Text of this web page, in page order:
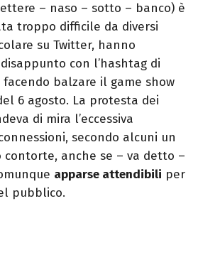
– naso – sotto – banco) è
troppo difficile da diversi
su Twitter, hanno
con l’hashtag di
facendo balzare il game show
6 agosto. La protesta dei
di mira l’eccessiva
secondo alcuni un
contorte, anche se – va detto –
apparse attendibili per
pubblico.